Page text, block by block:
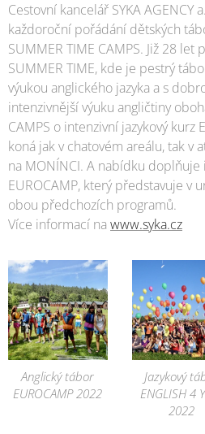
Cestovní kancelář SYKA AGENCY
každoroční pořádání dětských
SUMMER TIME CAMPS. Již 28
SUMMER TIME, kde je pestrý
výukou anglického jazyka a s
intenzivnější výuku angličtiny
CAMPS o intenzivní jazykový kurz
koná jak v chatovém areálu, tak v
na MONÍNCI. A nabídku
EUROCAMP, který představuje v
obou předchozích programů.
Více informací na www.syka.cz
Anglický tábor
EUROCAMP 2022
Jazykový
ENGLISH 4
2022